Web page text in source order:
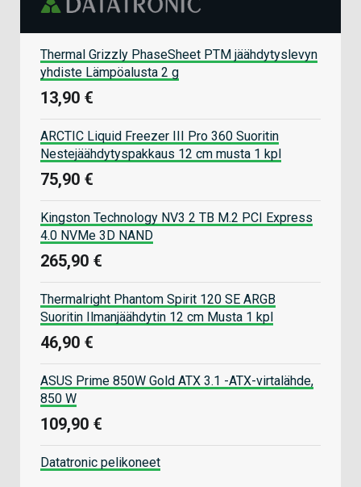
Thermal Grizzly PhaseSheet PTM jäähdytyslevyn
yhdiste Lämpöalusta 2 g
13,90 €
ARCTIC Liquid Freezer III Pro 360 Suoritin
Nestejäähdytyspakkaus 12 cm musta 1 kpl
75,90 €
Kingston Technology NV3 2 TB M.2 PCI Express
4.0 NVMe 3D NAND
265,90 €
Thermalright Phantom Spirit 120 SE ARGB
Suoritin Ilmanjäähdytin 12 cm Musta 1 kpl
46,90 €
ASUS Prime 850W Gold ATX 3.1 -ATX-virtalähde,
850 W
109,90 €
Datatronic pelikoneet